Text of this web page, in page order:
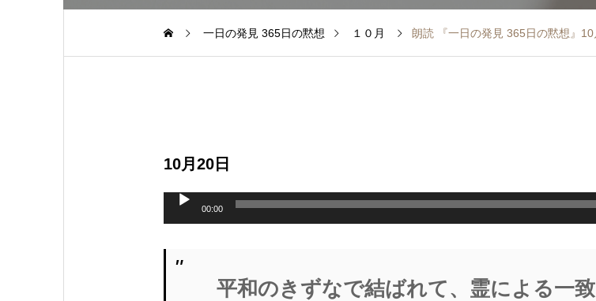
一日の発見 365日の黙想 １０月 朗読 『一日の発見 365日の黙想』10
10月20日
プ
ー
00:00
平和のきずなで結ばれて、霊による一